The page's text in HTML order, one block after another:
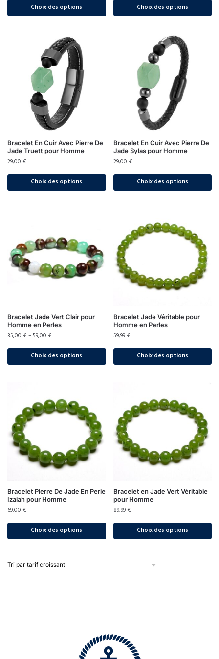
Choix des options
Choix des options
Bracelet En Cuir Avec Pierre De
Jade Truett pour Homme
29,00 €
Choix des options
Bracelet En Cuir Avec Pierre De
Jade Sylas pour Homme
29,00 €
Choix des options
Bracelet Jade Vert Clair pour
Homme en Perles
35,00 €–59,00 €
Choix des options
Bracelet Jade Véritable pour
Homme en Perles
59,99€
Choix des options
Bracelet Pierre De Jade En Perle
Izaiah pour Homme
69,00 €
Choix des options
Bracelet en Jade Vert Véritable
pour Homme
89,99€
Choix des options